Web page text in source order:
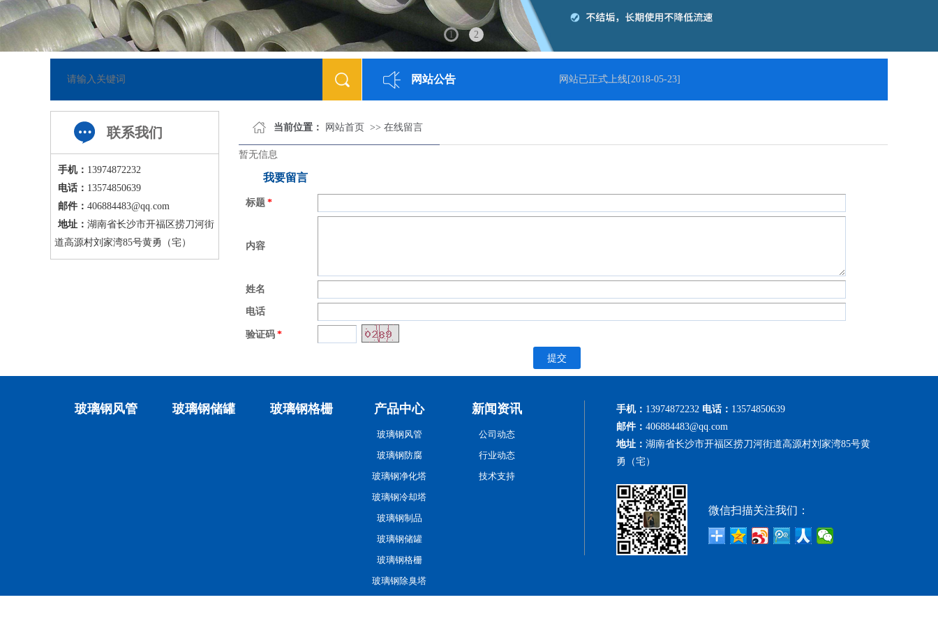
1 2
网站公告
[2018-05-23] 网站已正式上线[2018-05-23]
联系我们
手机： 13974872232
电话： 13574850639
邮件： 406884483@qq.com
地址： 湖南省长沙市开福区捞刀河街
道高源村刘家湾85号黄勇（宅）
当前位置： 网站首页 >> 在线留言
暂无信息
我要留言
标题 *
内容
姓名
电话
验证码 *
玻璃钢风管 玻璃钢储罐 玻璃钢格栅 产品中心
玻璃钢风管
玻璃钢防腐
玻璃钢净化塔
玻璃钢冷却塔
玻璃钢制品
玻璃钢储罐
玻璃钢格栅
玻璃钢除臭塔
新闻资讯
公司动态
行业动态
技术支持
手机： 13974872232 电话： 13574850639
邮件： 406884483@qq.com
地址： 湖南省长沙市开福区捞刀河街道高源村刘家湾85号黄
勇（宅）
微信扫描关注我们：